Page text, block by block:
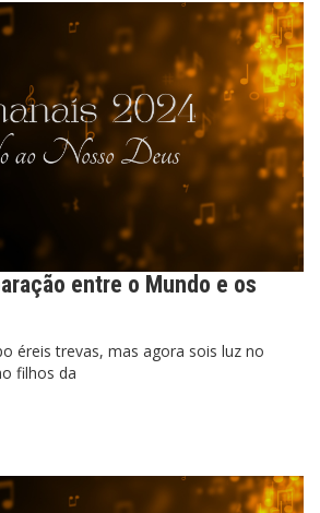
entre o Mundo e os
éreis trevas, mas agora sois luz no
filhos da